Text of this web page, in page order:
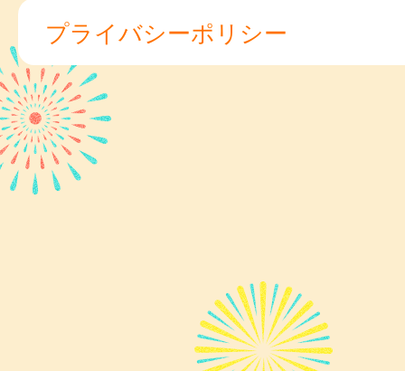
プライバシーポリシー